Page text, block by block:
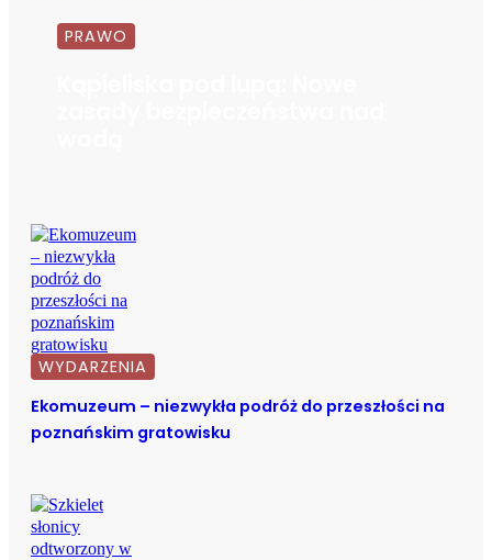
PRAWO
WYDARZENIA
Ekomuzeum – niezwykła podróż do przeszłości na
poznańskim gratowisku